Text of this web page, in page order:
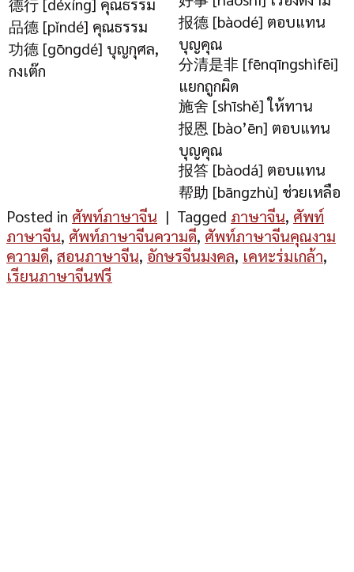
品德 [pǐndé] คุณธรรม
功德 [gōngdé] บุญกุศล,
กงเต๊ก
报德 [bàodé] ตอบแทน
บุญคุณ
分清是非 [fēnqīngshìfēi]
แยกถูกผิด
施舍 [shīshě] ให้ทาน
报恩 [bào’ēn] ตอบแทน
บุญคุณ
报答 [bàodá] ตอบแทน
帮助 [bāngzhù] ช่วยเหลือ
Posted in ศัพท์ภาษาจีน | Tagged ภาษาจีน, ศัพท์
ภาษาจีน, ศัพท์ภาษาจีนความดี, ศัพท์ภาษาจีนคุณงาม
ความดี, สอนภาษาจีน, อักษรจีนมงคล, เคหะร่มเกล้า,
เรียนภาษาจีนฟรี